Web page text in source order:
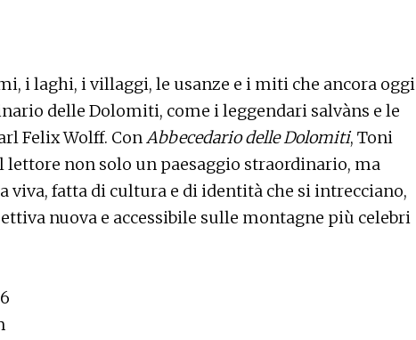
i laghi, i villaggi, le usanze e i miti che ancora oggi
delle Dolomiti, come i leggendari salvàns e le
Felix Wolff. ConAbbecedario delle Dolomiti, Toni
lettore non solo un paesaggio straordinario, ma
viva, fatta di cultura e di identità che si intrecciano,
nuova e accessibile sulle montagne più celebri